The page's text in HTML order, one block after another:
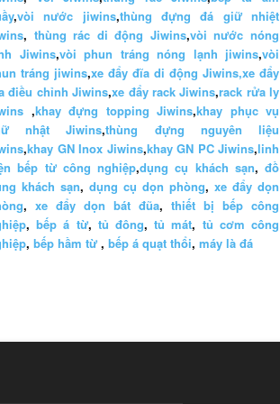
,vòi nước jiwins,thùng đựng đá giữ nhiệt
, thùng rác di động Jiwins,vòi nước nóng
Jiwins,vòi phun tráng nóng lạnh jiwins,vòi
tráng jiwins,xe đẩy đĩa di động Jiwins,xe đẩy
điều chỉnh Jiwins,xe đẩy rack Jiwins,rack rửa ly
,khay đựng topping Jiwins,khay phục vụ
nhật Jiwins,thùng đựng nguyên liệu
,khay GN Inox Jiwins,khay GN PC Jiwins,linh
bếp từ công nghiệp,dụng cụ khách sạn, đồ
khách sạn, dụng cụ dọn phòng, xe đẩy dọn
, xe đẩy dọn bát đũa, thiết bị bếp công
,bếp á từ, tủ đông,tủ mát, tủ cơm công
, bếp hầm từ , bếp á quạt thổi, máy là đá